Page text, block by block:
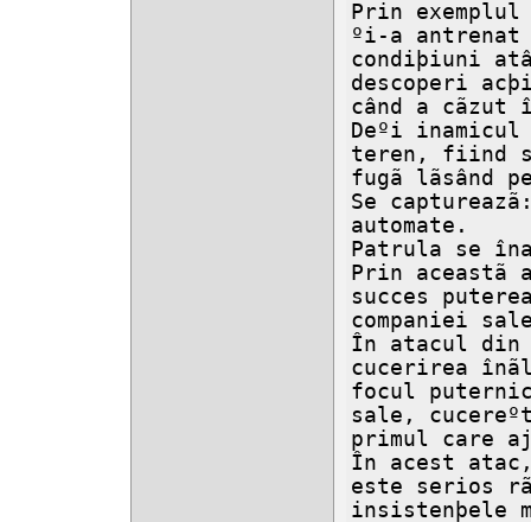
Prin
ºi-a antrenat
condiþiuni
descoperi
când a cãzut
Deºi
teren, fiind
fugã lãsând
Se
automate.
Patrula se
Prin aceastã
succes
companiei
În atacul din
cucerirea
focul
sale,
primul care
În acest atac,
este serios
insistenþele